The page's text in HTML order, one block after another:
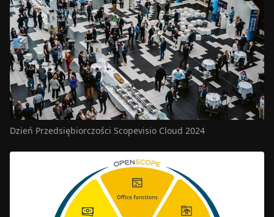
Dzień Przedsiębiorczości Scopevisio Cloud 2024